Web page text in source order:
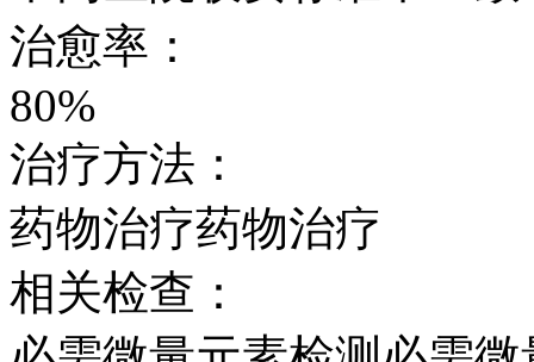
治愈率：
80%
治疗方法：
药物治疗药物治疗
相关检查：